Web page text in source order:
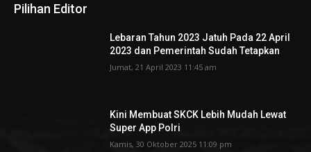
Pilihan Editor
Lebaran Tahun 2023 Jatuh Pada 22 April
2023 dan Pemerintah Sudah Tetapkan
Jumat, 21 April 2023 11:45 am
Kini Membuat SKCK Lebih Mudah Lewat
Super App Polri
Kamis, 30 Oktober 2025 11:09 pm